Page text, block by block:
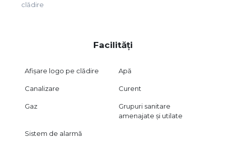
clădire
Facilități
Afișare logo pe clădire Apă
Canalizare Curent
Gaz
Grupuri sanitare
amenajate și utilate
Sistem de alarmă